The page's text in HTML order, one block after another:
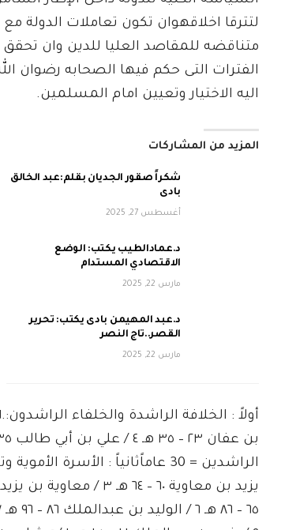
لتترقا اخلاقهوان تكون تعاملات الدولة
متناقضه للمقاصد العليا للدين وان
الفترات التى حكم فيها الصحابه رضوان
اليه الاختيار وتعيين امام المسلمين.
المزيد من المشاركات
شكراً صقور الجديان بقلم:عبد الخالق
بادى
أغسطس 27, 2025
د.عمادالطيب يكتب: الوضع
الاقتصادي المستدام
مارس 22, 2025
د.عبد المهيمن بادى يكتب: تحرير
القصر..تاج النصر
مارس 22, 2025